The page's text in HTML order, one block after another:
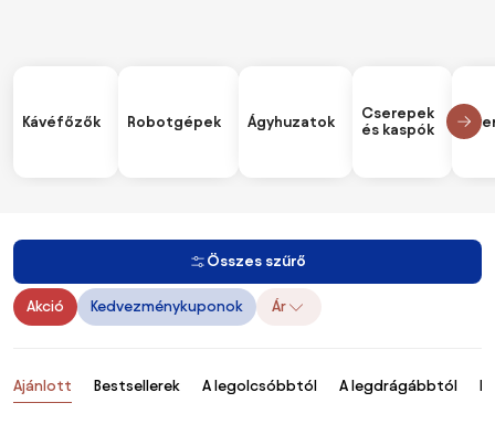
Kávéfőzők Robotgépek Ágyhuzatok
Cserepek
és kaspók
Összes szűrő
Akció Kedvezménykuponok Ár
Termékek
Ajánlott Bestsellerek A legolcsóbbtól A legdrágábbtól